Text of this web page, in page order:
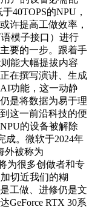
40TOPS的NPU，
许提高工做效率，
模子接口）进行
要的一步。跟着手
能大幅提拔内容
在撰写演讲、生成
功能，这一动静
是将数据为易于理
这一前沿科技的便
的设备被解除
成。微软于2024年
外被称为
为很多创做者和专
切近我们的糊
工做、进修仍是文
GeForce RTX 30系